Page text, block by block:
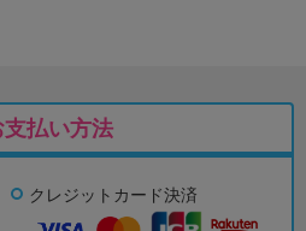
支払い方法
クレジットカード決済